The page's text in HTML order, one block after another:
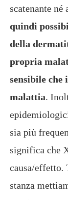
scatenante né
quindi
della
propria
sensibile che
malattia.
sia più
significa che
causa/effetto.
stanza